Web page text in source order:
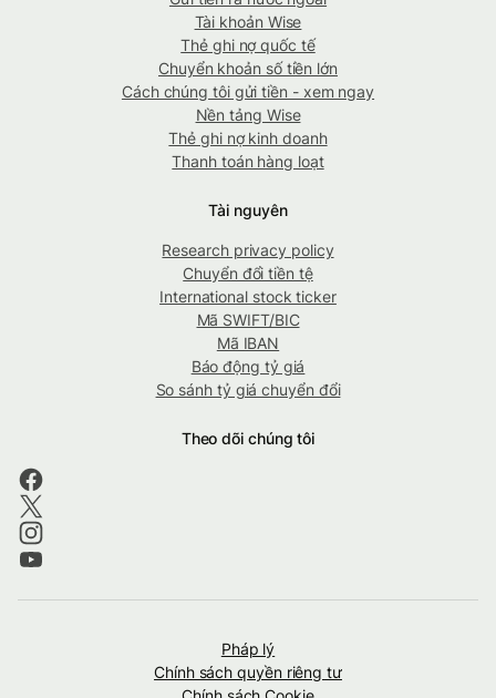
Tài khoản Wise
Thẻ ghi nợ quốc tế
Chuyển khoản số tiền lớn
Cách chúng tôi gửi tiền - xem ngay
Nền tảng Wise
Thẻ ghi nợ kinh doanh
Thanh toán hàng loạt
Tài nguyên
Research privacy policy
Chuyển đổi tiền tệ
International stock ticker
Mã SWIFT/BIC
Mã IBAN
Báo động tỷ giá
So sánh tỷ giá chuyển đổi
Theo dõi chúng tôi
Pháp lý
Chính sách quyền riêng tư